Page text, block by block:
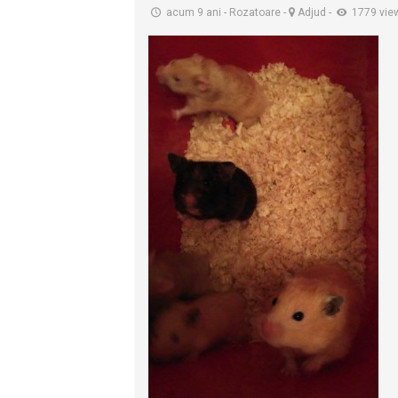
acum 9 ani - Rozatoare- Adjud - 1779